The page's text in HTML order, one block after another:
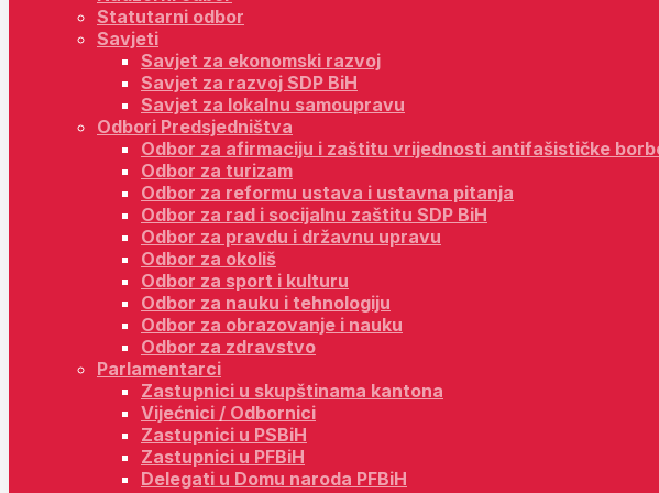
Statutarni odbor
Savjeti
Savjet za ekonomski razvoj
Savjet za razvoj SDP BiH
Savjet za lokalnu samoupravu
Odbori Predsjedništva
Odbor za afirmaciju i zaštitu vrijednosti antifašističke
Odbor za turizam
Odbor za reformu ustava i ustavna pitanja
Odbor za rad i socijalnu zaštitu SDP BiH
Odbor za pravdu i državnu upravu
Odbor za okoliš
Odbor za sport i kulturu
Odbor za nauku i tehnologiju
Odbor za obrazovanje i nauku
Odbor za zdravstvo
Parlamentarci
Zastupnici u skupštinama kantona
Vijećnici / Odbornici
Zastupnici u PSBiH
Zastupnici u PFBiH
Delegati u Domu naroda PFBiH